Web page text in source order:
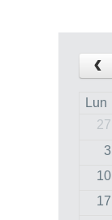
‹
Lun
27
3
10
17